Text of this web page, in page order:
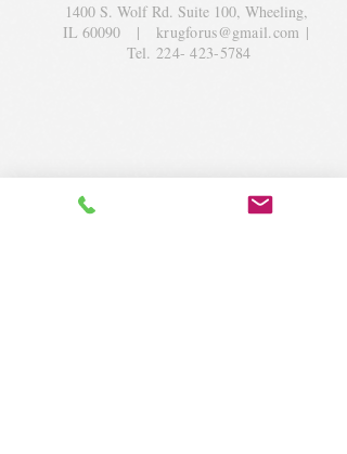
1400 S. Wolf Rd. Suite 100, Wheeling,
IL 60090 |krugforus@gmail.com |
Tel.224- 423-5784